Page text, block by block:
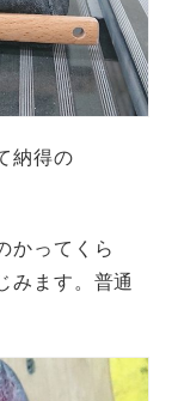
納得の
かってくら
みます。普通